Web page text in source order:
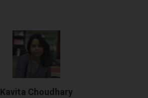
Kavita Choudhary